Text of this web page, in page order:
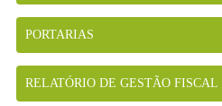
PORTARIAS
RELATÓRIO DE GESTÃO FISCAL